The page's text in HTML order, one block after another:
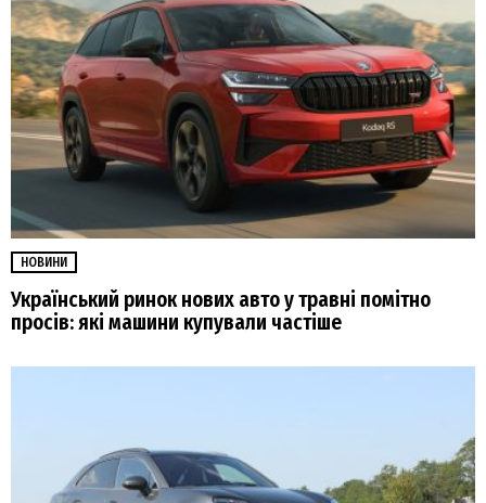
НОВИНИ
Український ринок нових авто у травні помітно
просів: які машини купували частіше